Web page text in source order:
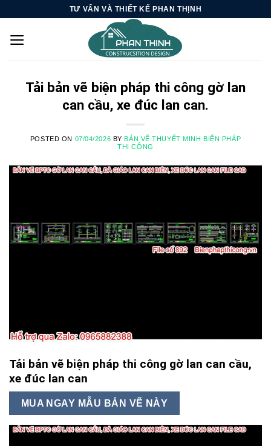
content
TƯ VẤN VÀ THIẾT KẾ PHAN THỊNH
Tải bản vẽ biện pháp thi công gờ lan
can cầu, xe đúc lan can.
POSTED ON 07/04/2026 BYBẢN VẼ THUYẾT MINH BIỆN PHÁP
THI CÔNG
Tải bản vẽ biện pháp thi công gờ lan can cầu,
xe đúc lan can
MUA NGAY MẪU BẢN VẼ NÀY